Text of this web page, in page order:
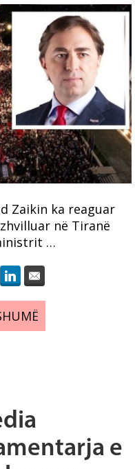
Zaikin ka reaguar
në Tiranë
…
e